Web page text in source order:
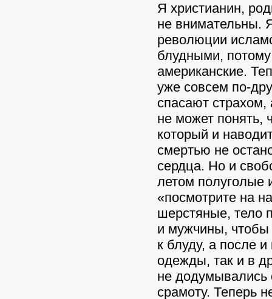
Я христианин,
не внимательны.
революции
блудными,
американские.
уже совсем по-
спасают страхом,
не может понять,
который и
смертью не
сердца. Но и
летом полуголые
«посмотрите на
шерстяные, тело
и мужчины, чтобы
к блуду, а после
одежды, так и в
не
срамоту. Теперь